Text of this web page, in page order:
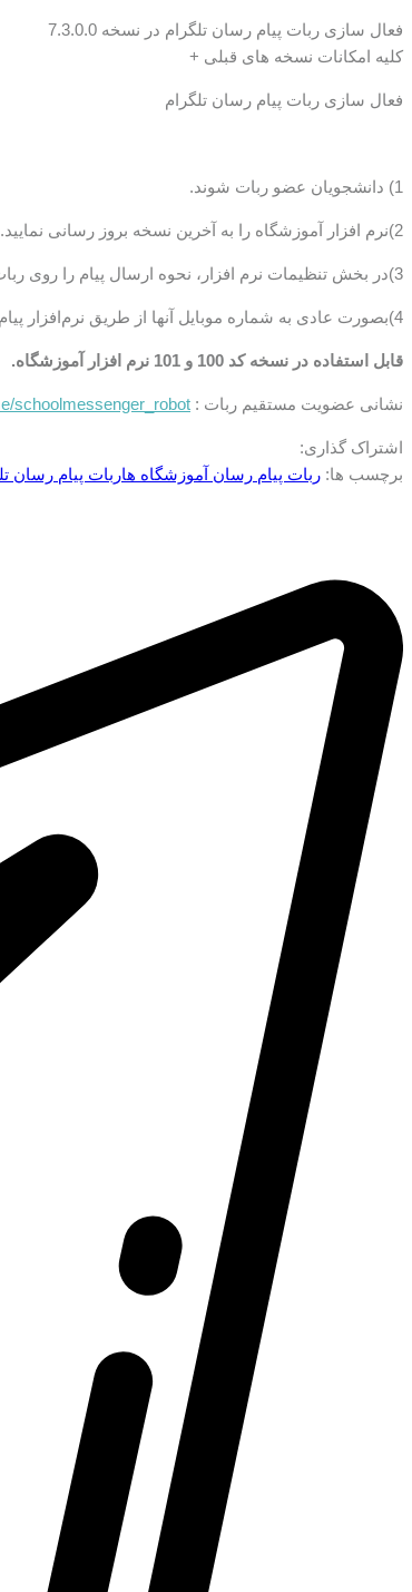
فعال سازی ربات پیام رسان تلگرام در نسخه 7.3.0.0
کلیه امکانات نسخه های قبلی +
فعال سازی ربات پیام رسان تلگرام
1) دانشجویان عضو ربات شوند.
2)نرم افزار آموزشگاه را به آخرین نسخه بروز رسانی نمایید.
3)در بخش تنظیمات نرم افزار، نحوه ارسال پیام را روی ربات تلگرام قرار دهید.
4)بصورت عادی به شماره موبایل آنها از طریق نرم‌افزار پیام خصوصی ارسال نمایید.
قابل استفاده در نسخه کد 100 و 101 نرم افزار آموزشگاه.
نشانی عضویت مستقیم ربات : schoolmessenger_robot
اشتراک گذاری:
برچسب ها: ربات پیام رسان آموزشگاه هاربات پیام رسان